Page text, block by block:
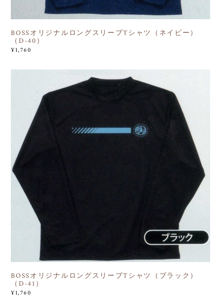
BOSSオリジナルロングスリーブTシャツ（ネイビー）
（D-40）
¥1,760
BOSSオリジナルロングスリーブTシャツ（ブラック）
（D-41）
¥1,760